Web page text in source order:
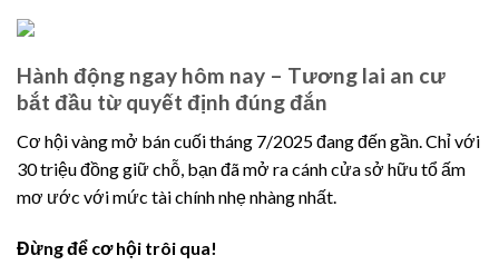
Hành động ngay hôm nay – Tương lai an cư
bắt đầu từ quyết định đúng đắn
Cơ hội vàng mở bán cuối tháng 7/2025 đang đến gần. Chỉ với
30 triệu đồng giữ chỗ, bạn đã mở ra cánh cửa sở hữu tổ ấm
mơ ước với mức tài chính nhẹ nhàng nhất.
Đừng để cơ hội trôi qua!